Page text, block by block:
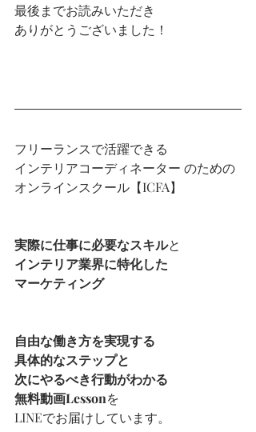
最後までお読みいただき
ありがとうございました！
フリーランスで活躍できる
インテリアコーディネーター のための
オンラインスクール【ICFA】
実際に仕事に必要なスキルと
インテリア業界に特化した
マーケティング
自由な働き方を実現する
具体的なステップと
次にやるべき行動がわかる
無料動画Lessonを
LINEでお届けしています。